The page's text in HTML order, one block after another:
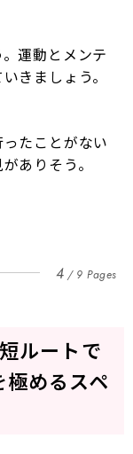
運動とメンテ
きましょう。
たことがない
ありそう。
4 9 Pages
ルートで
めるスペ